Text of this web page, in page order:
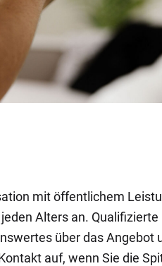
mit öffentlichem
Alters an.
über das Angebot
auf, wenn Sie die